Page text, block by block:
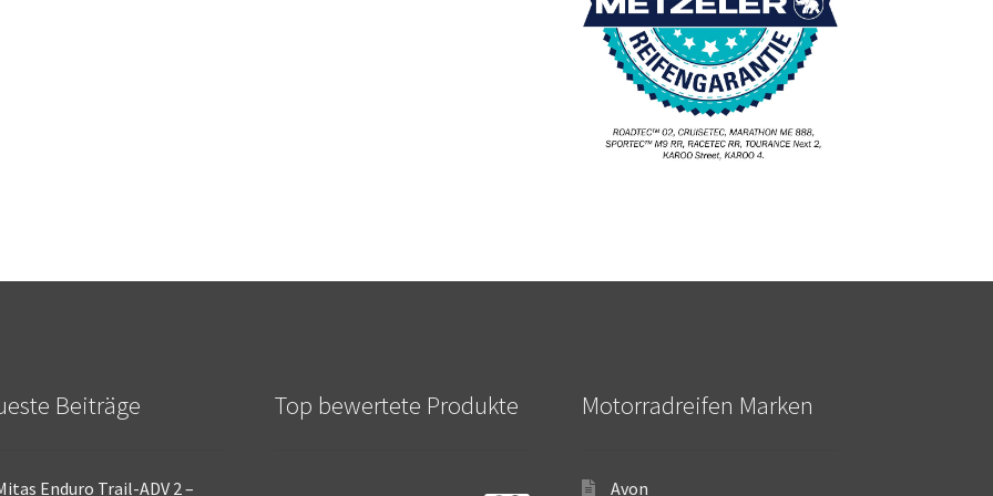
Beiträge
Enduro Trail-ADV 2 –
Top bewertete Produkte Motorradreifen Marken
Avon